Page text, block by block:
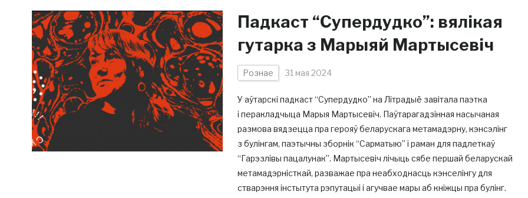
Падкаст “Супердудко”: вялікая
гутарка з Марыяй Мартысевіч
Рознае 31 мая 2024
У аўтарскі падкаст “Супердудко” на Літрадыё завітала паэтка
і перакладчыца Марыя Мартысевіч. Паўтарагадзінная насычаная
размова вядзецца пра герояў беларускага метамадэрну, кэнсэлінг
з булінгам, паэтычны зборнік “Сарматыю” і раман для падлеткаў
“Гарэзлівы пацалунак”. Мартысевіч лічыць сябе першай беларускай
метамадэрністкай, разважае пра неабходнасць кэнселінгу для
стварэння інстытута рэпутацыі і агучвае мары аб кніжцы пра булінг.